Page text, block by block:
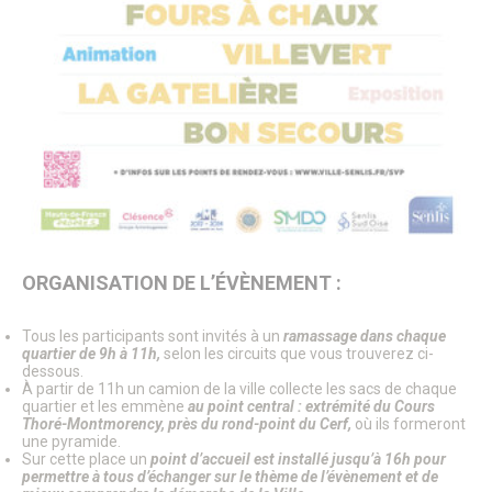
Citoyenneté – État Civil
Demandes d’actes
Élections
Label Marianne
Le Grand Débat National
Cimetières et nécropole nationale
Recensement militaire
Mes démarches
Les services municipaux
Services Espaces verts
Les permanences de médiation
Service jeunesse – Spot
Les permanences de médiation
Le Conciliateur de justice
Numéros d’urgence & contacts utiles
Emploi & Stages
Fonds de dotation
CADRE DE VIE
ORGANISATION DE L’ÉVÈNEMENT :
Tous les participants sont invités à un ramassage dans chaque
quartier de 9h à 11h, selon les circuits que vous trouverez ci-
dessous.
À partir de 11h un camion de la ville collecte les sacs de chaque
quartier et les emmène au point central : extrémité du Cours
Thoré-Montmorency, près du rond-point du Cerf, où ils formeront
une pyramide.
Sur cette place un point d’accueil est installé jusqu’à 16h pour
permettre à tous d’échanger sur le thème de l’évènement et de